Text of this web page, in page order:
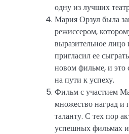
одну из лучших
Мария Орзул была
режиссером,
выразительное лицо
пригласил ее
новом фильме, и это
на пути к успеху.
Фильм с участием
множество наград и
таланту. С тех пор
успешных фильмах и